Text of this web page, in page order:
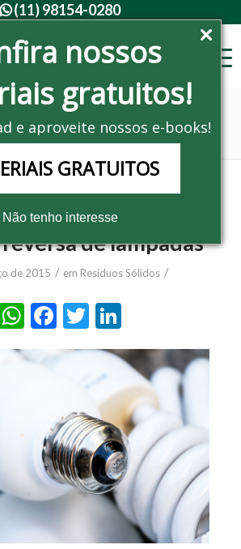
nossos
gratuitos!
e aproveite nossos e-books!
GRATUITOS
Não tenho interesse
(11) 98154-0280
/ Resíduos Sólidos /
logística reversa de lâmpadas
acordo setorial para
de lâmpadas
de 2015 / em Resíduos Sólidos /
WhatsApp
Facebook
Twitter